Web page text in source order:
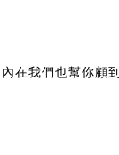
在我們也幫你顧